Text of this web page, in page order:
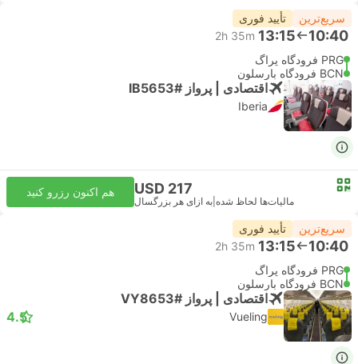
سریع‌ترین تأیید فوری
10:40
13:15
2h 35m
PRG فرودگاه پراگ
BCN فرودگاه بارسلون
اقتصادی | پرواز #IB5653
Iberia
USD 217
مالیات‌ها لحاظ شده به ازای هر بزرگسال
هم اکنون رزرو کنید
سریع‌ترین تأیید فوری
10:40
13:15
2h 35m
PRG فرودگاه پراگ
BCN فرودگاه بارسلون
اقتصادی | پرواز #VY8653
Vueling
4.5